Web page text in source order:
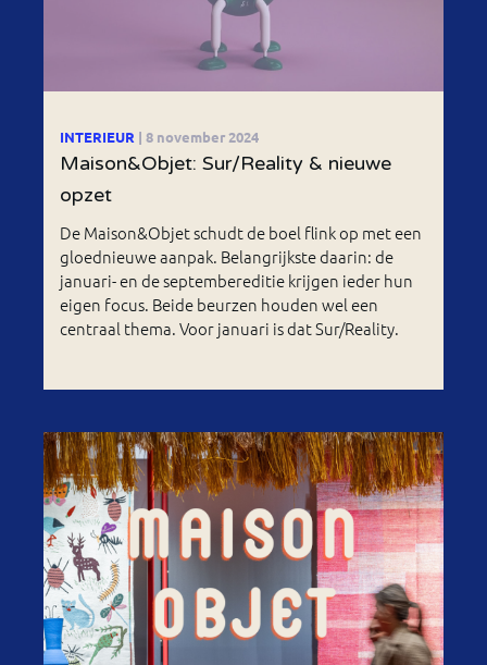
INTERIEUR | 8 november 2024
Maison&Objet: Sur/Reality & nieuwe
opzet
De Maison&Objet schudt de boel flink op met een
gloednieuwe aanpak. Belangrijkste daarin: de
januari- en de septembereditie krijgen ieder hun
eigen focus. Beide beurzen houden wel een
centraal thema. Voor januari is dat Sur/Reality.